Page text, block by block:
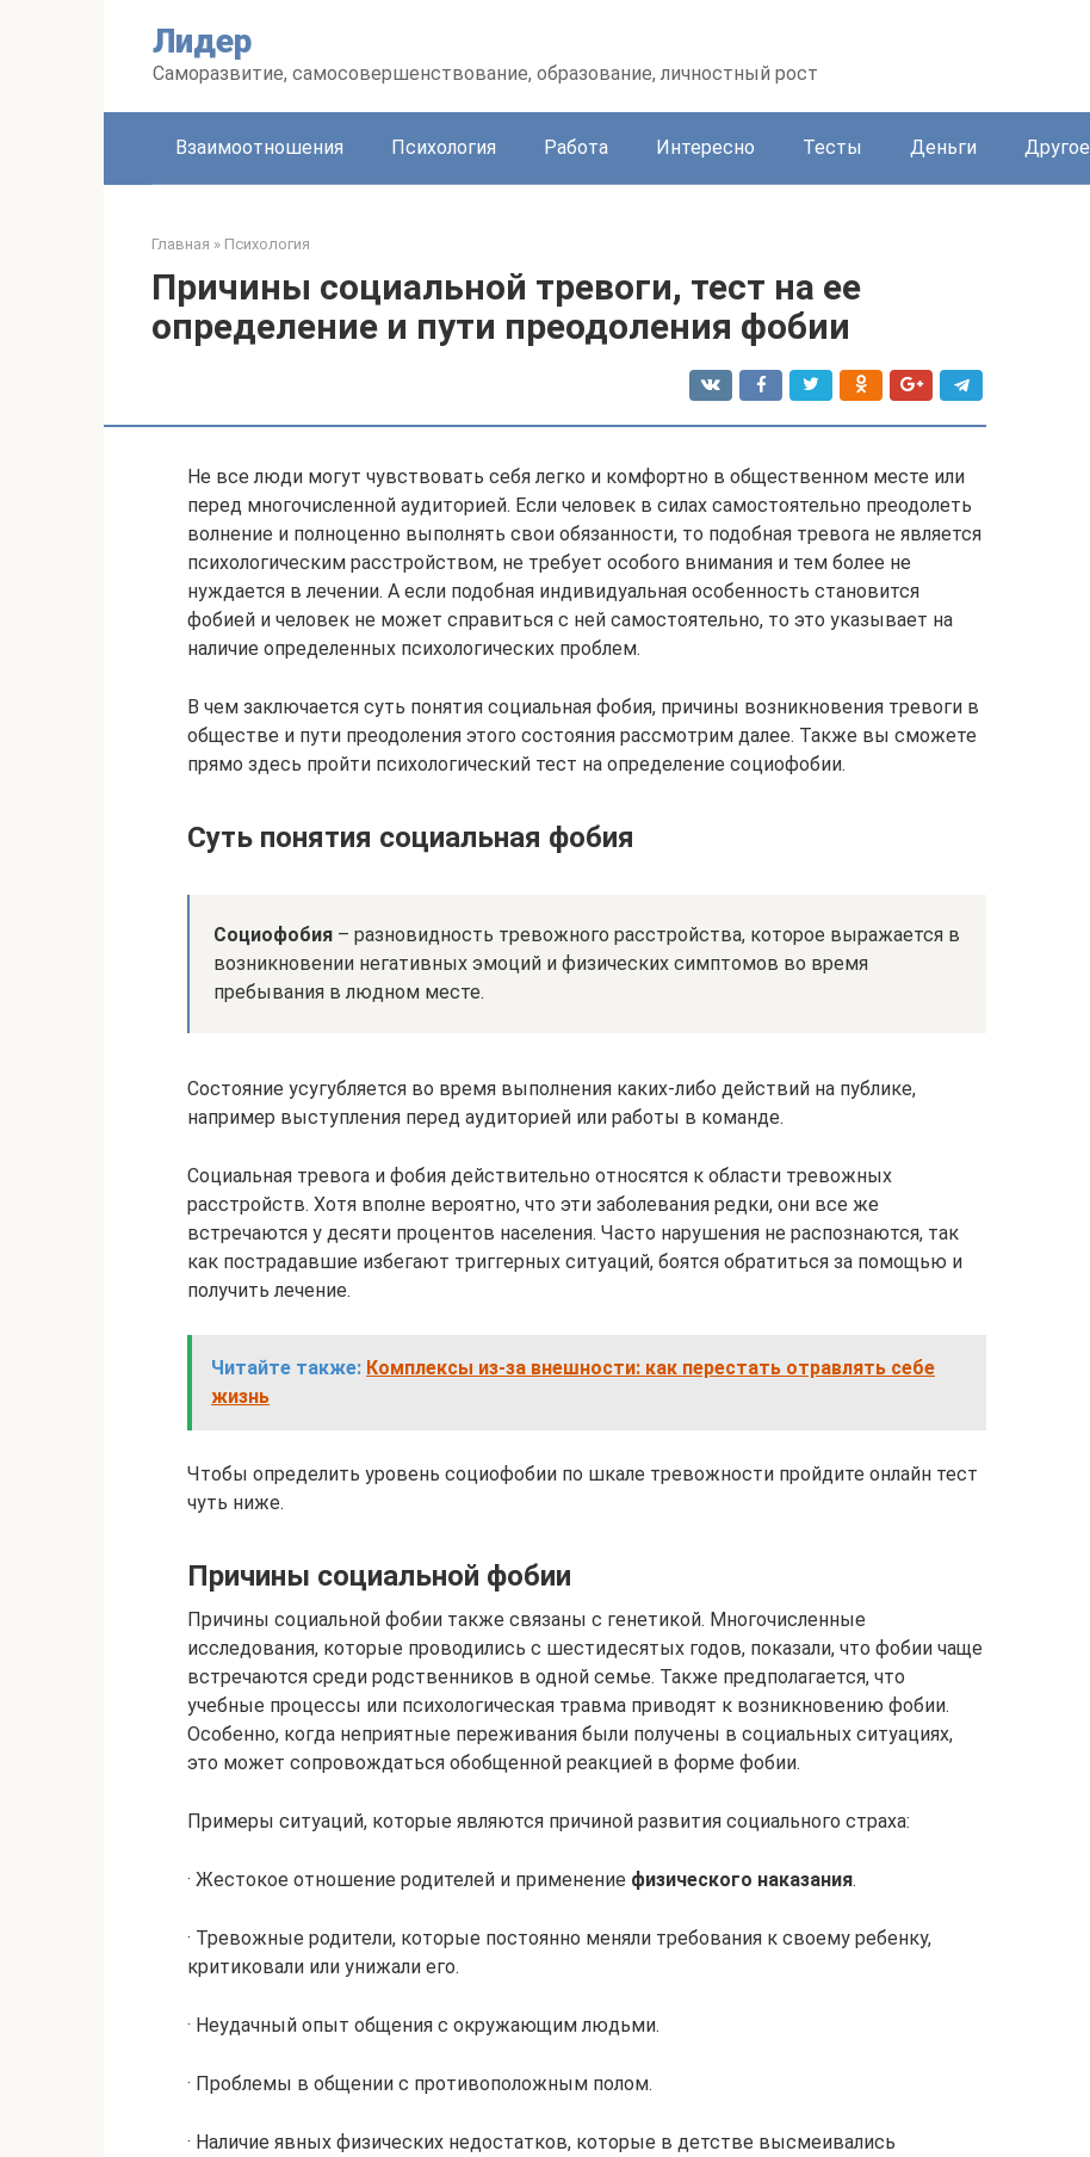
Лидер
Саморазвитие, самосовершенствование, образование, личностный рост
Взаимоотношения Психология Работа Интересно Тесты Деньги Другое
Главная » Психология
Причины социальной тревоги, тест на ее
определение и пути преодоления фобии
Не все люди могут чувствовать себя легко и комфортно в общественном месте или
перед многочисленной аудиторией. Если человек в силах самостоятельно преодолеть
волнение и полноценно выполнять свои обязанности, то подобная тревога не является
психологическим расстройством, не требует особого внимания и тем более не
нуждается в лечении. А если подобная индивидуальная особенность становится
фобией и человек не может справиться с ней самостоятельно, то это указывает на
наличие определенных психологических проблем.
В чем заключается суть понятия социальная фобия, причины возникновения тревоги в
обществе и пути преодоления этого состояния рассмотрим далее. Также вы сможете
прямо здесь пройти психологический тест на определение социофобии.
Суть понятия социальная фобия
Социофобия – разновидность тревожного расстройства, которое выражается в
возникновении негативных эмоций и физических симптомов во время
пребывания в людном месте.
Состояние усугубляется во время выполнения каких-либо действий на публике,
например выступления перед аудиторией или работы в команде.
Социальная тревога и фобия действительно относятся к области тревожных
расстройств. Хотя вполне вероятно, что эти заболевания редки, они все же
встречаются у десяти процентов населения. Часто нарушения не распознаются, так
как пострадавшие избегают триггерных ситуаций, боятся обратиться за помощью и
получить лечение.
Читайте также: Комплексы из-за внешности: как перестать отравлять себе
жизнь
Чтобы определить уровень социофобии по шкале тревожности пройдите онлайн тест
чуть ниже.
Причины социальной фобии
Причины социальной фобии также связаны с генетикой. Многочисленные
исследования, которые проводились с шестидесятых годов, показали, что фобии чаще
встречаются среди родственников в одной семье. Также предполагается, что
учебные процессы или психологическая травма приводят к возникновению фобии.
Особенно, когда неприятные переживания были получены в социальных ситуациях,
это может сопровождаться обобщенной реакцией в форме фобии.
Примеры ситуаций, которые являются причиной развития социального страха:
· Жестокое отношение родителей и применение физического наказания.
· Тревожные родители, которые постоянно меняли требования к своему ребенку,
критиковали или унижали его.
· Неудачный опыт общения с окружающим людьми.
· Проблемы в общении с противоположным полом.
· Наличие явных физических недостатков, которые в детстве высмеивались